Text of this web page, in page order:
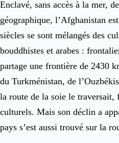
Enclavé, sans accès à la mer,
géographique, l’Afghanistan
siècles se sont mélangés des
bouddhistes et arabes :
partage une frontière de 2430
du Turkménistan, de
la route de la soie le traversait,
culturels. Mais son déclin a
pays s’est aussi trouvé sur la